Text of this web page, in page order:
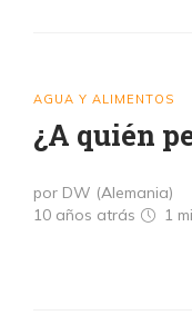
AGUA Y ALIMENTOS
¿A quién
por DW (Alemania)
10 años atrás
1